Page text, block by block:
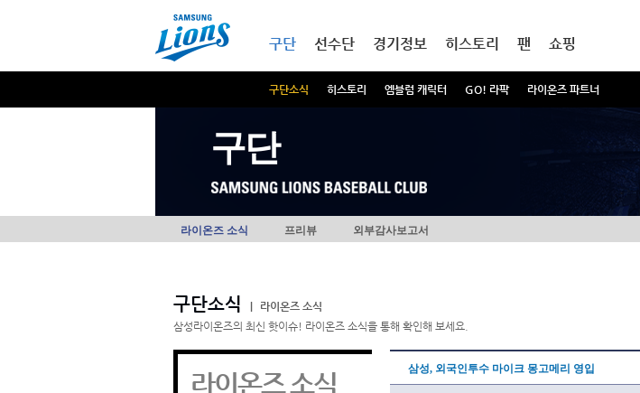
구단
구단소식 히스토리 엠블럼 캐릭터 GO! 라팍 라이온즈 파트너
선수단 경기정보 히스토리 팬 쇼핑
구단
라이온즈 소식 프리뷰 외부감사보고서
구단소식
라이온즈 소식
삼성라이온즈의 최신 핫이슈! 라이온즈 소식을 통해 확인해 보세요.
라이온즈 소식 삼성, 외국인투수 마이크 몽고메리 영입